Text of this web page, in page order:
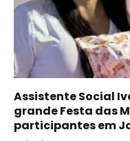
Assistente Social
grande Festa das
participantes em